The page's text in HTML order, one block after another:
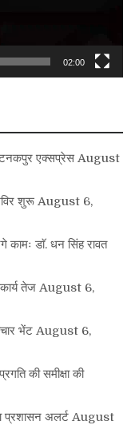
02:00
एक्सप्रेस August
शुरू August 6,
कामः डाॅ. धन सिंह रावत
तेज August 6,
भेंट August 6,
की समीक्षा की
प्रशासन अलर्ट August